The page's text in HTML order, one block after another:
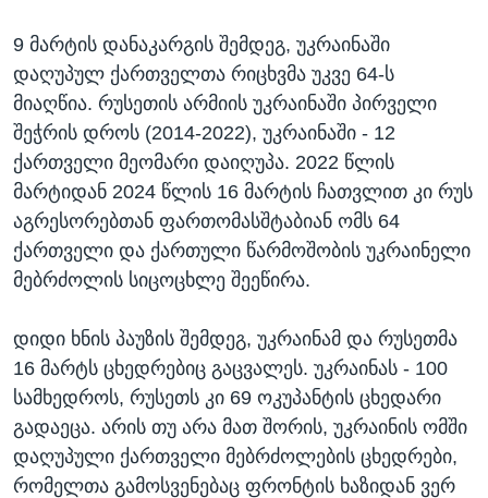
9 მარტის დანაკარგის შემდეგ, უკრაინაში
დაღუპულ ქართველთა რიცხვმა უკვე 64-ს
მიაღწია. რუსეთის არმიის უკრაინაში პირველი
შეჭრის დროს (2014-2022), უკრაინაში - 12
ქართველი მეომარი დაიღუპა. 2022 წლის
მარტიდან 2024 წლის 16 მარტის ჩათვლით კი რუს
აგრესორებთან ფართომასშტაბიან ომს 64
ქართველი და ქართული წარმოშობის უკრაინელი
მებრძოლის სიცოცხლე შეეწირა.
დიდი ხნის პაუზის შემდეგ, უკრაინამ და რუსეთმა
16 მარტს ცხედრებიც გაცვალეს. უკრაინას - 100
სამხედროს, რუსეთს კი 69 ოკუპანტის ცხედარი
გადაეცა. არის თუ არა მათ შორის, უკრაინის ომში
დაღუპული ქართველი მებრძოლების ცხედრები,
რომელთა გამოსვენებაც ფრონტის ხაზიდან ვერ